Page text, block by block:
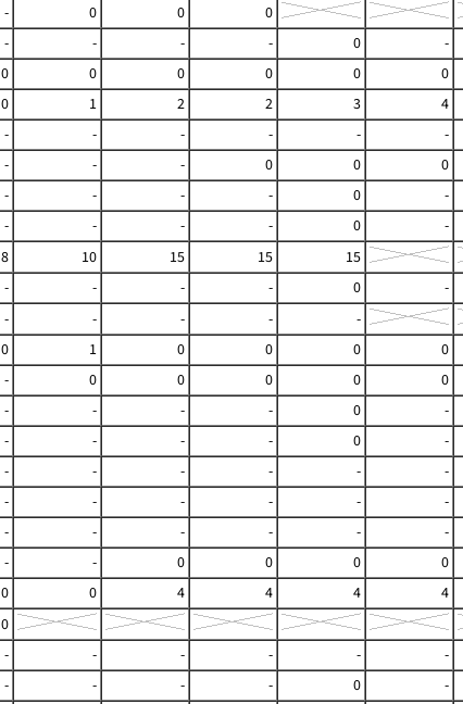
- 0 0
0
- - - - 0
-
0 0 0 0 0
0
0 1 2 2 3
4
- - - - -
-
- - - 0 0
0
- - - - 0
-
- - - - 0
-
8 10 15 15
15
- - - - 0
-
- - - -
-
0 1 0 0 0
0
- 0 0 0 0
0
- - - - 0
-
- - - - 0
-
- - - - -
-
- - - - -
-
- - - - -
-
- - 0 0 0
0
0 0 4 4 4
4
0
- - - - -
-
- - - - 0
-